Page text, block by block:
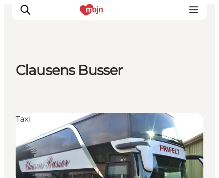
Overnatning
Planlæg din ferie
Booking
Clausens Busser
Taxi